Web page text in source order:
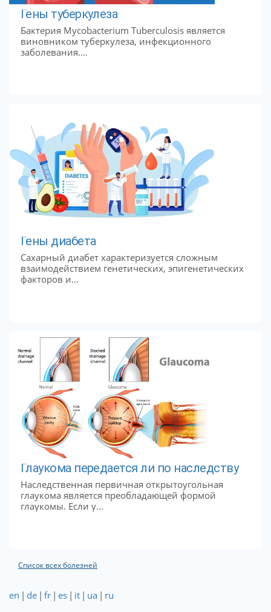
Гены туберкулеза
Бактерия Mycobacterium Tuberculosis является
виновником туберкулеза, инфекционного
заболевания....
Гены диабета
Сахарный диабет характеризуется сложным
взаимодействием генетических, эпигенетических
факторов и...
Глаукома передается ли по наследству
Наследственная первичная открытоугольная
глаукома является преобладающей формой
глаукомы. Если у...
Список всех болезней
en | de | fr | es | it | ua | ru